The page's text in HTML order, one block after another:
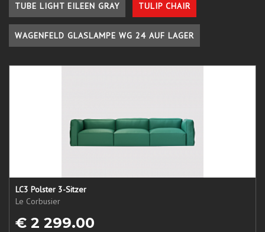
TUBE LIGHT EILEEN GRAY TULIP CHAIR
WAGENFELD GLASLAMPE WG 24 AUF LAGER
LC3 Polster 3-Sitzer
Le Corbusier
€ 2 299.00